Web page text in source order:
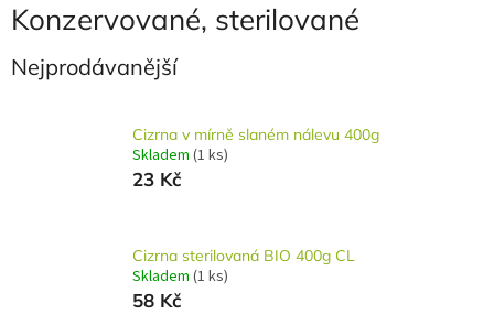
Konzervované, sterilované
Nejprodávanější
Cizrna v mírně slaném nálevu 400g
Skladem (1 ks)
23 Kč
Cizrna sterilovaná BIO 400g CL
Skladem (1 ks)
58 Kč